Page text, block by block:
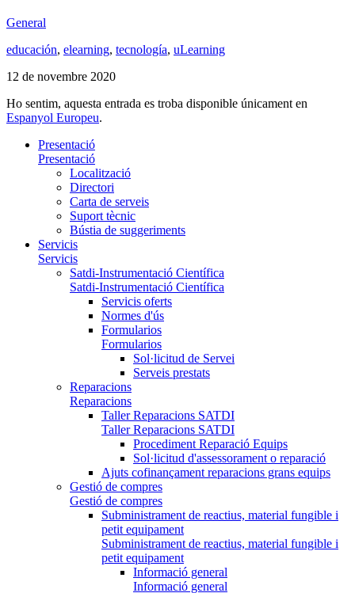
General
educación, elearning, tecnología, uLearning
12 de novembre 2020
Ho sentim, aquesta entrada es troba disponible únicament en
Espanyol Europeu.
Presentació
Presentació
Localització
Directori
Carta de serveis
Suport tècnic
Bústia de suggeriments
Servicis
Servicis
Satdi-Instrumentació Científica
Satdi-Instrumentació Científica
Servicis oferts
Normes d'ús
Formularios
Formularios
Sol·licitud de Servei
Serveis prestats
Reparacions
Reparacions
Taller Reparacions SATDI
Taller Reparacions SATDI
Procediment Reparació Equips
Sol·licitud d'assessorament o reparació
Ajuts cofinançament reparacions grans equips
Gestió de compres
Gestió de compres
Subministrament de reactius, material fungible i
petit equipament
Subministrament de reactius, material fungible i
petit equipament
Informació general
Informació general